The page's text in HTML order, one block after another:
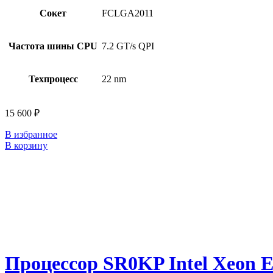
Сокет FCLGA2011
Частота шины CPU 7.2 GT/s QPI
Техпроцесс 22 nm
15 600 ₽
В избранное
В корзину
Процессор SR0KP Intel Xeon